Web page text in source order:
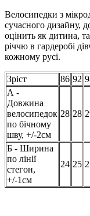
Велосипедки з
сучасного дизайну,
оцінить як дитина,
річчю в гардеробі
кожному русі.
Зріст 86 92
А -
Довжина
велосипедок
по бічному
шву, +/-2см
28 28
Б - Ширина
по лінії
стегон,
+/-1см
24 25